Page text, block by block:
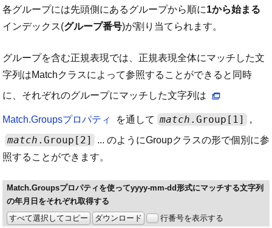
各グループには先頭側にあるグループから順に1から始まる
インデックス(グループ番号)が割り当てられます。
グループを含む正規表現では、正規表現全体にマッチした文
字列はMatchクラスによって参照することができると同時
に、それぞれのグループにマッチした文字列は
Match.Groupsプロパティ を通して match .Group[1] ,
match .Group[2]
... のようにGroupクラスの形で個別に参
照することができます。
Match.Groupsプロパティを使ってyyyy-mm-dd形式にマッチする文字列
の年月日をそれぞれ取得する
すべて選択してコピー
ダウンロード 行番号を表示する